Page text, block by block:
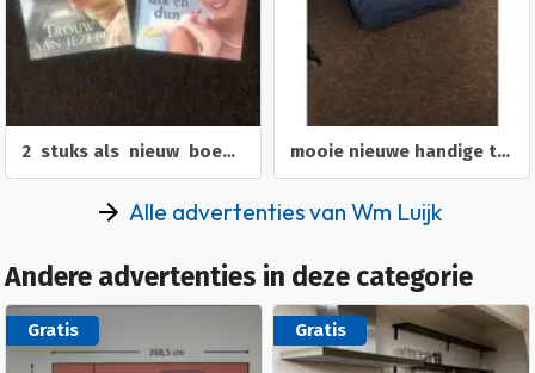
2 stuks als nieuw boeken van danielle steel mooie nieuwe handige tas waterdicht met kaartje
Alle advertenties van Wm Luijk
Andere advertenties in deze categorie
Gratis Gratis